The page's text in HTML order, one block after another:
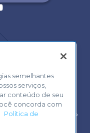
Voltar ao topo
semelhantes
serviços,
conteúdo de seu
concorda com
Política de